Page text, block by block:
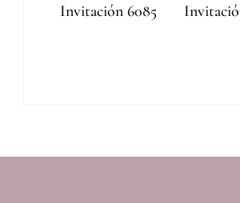
Invitación 6085